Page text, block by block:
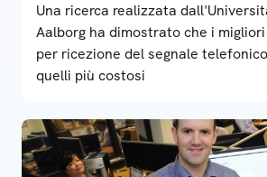
Una ricerca realizzata
Aalborg ha dimostrato che i
per ricezione del segnale
quelli più costosi